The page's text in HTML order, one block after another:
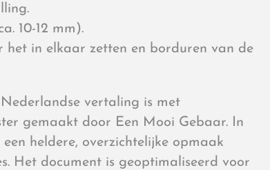
10-12 mm).
het in elkaar zetten en borduren van de
Nederlandse vertaling is met
gemaakt door Een Mooi Gebaar. In
heldere, overzichtelijke opmaak
Het document is geoptimaliseerd voor